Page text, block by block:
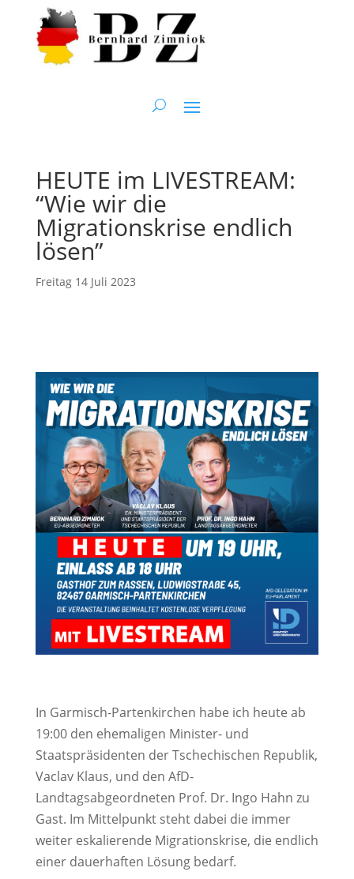
HEUTE im LIVESTREAM:
“Wie wir die
Migrationskrise endlich
lösen”
Freitag 14 Juli 2023
In Garmisch-Partenkirchen habe ich heute ab
19:00 den ehemaligen Minister- und
Staatspräsidenten der Tschechischen Republik,
Vaclav Klaus, und den AfD-
Landtagsabgeordneten Prof. Dr. Ingo Hahn zu
Gast. Im Mittelpunkt steht dabei die immer
weiter eskalierende Migrationskrise, die endlich
einer dauerhaften Lösung bedarf.